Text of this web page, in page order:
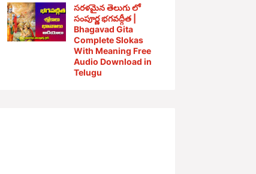
సరళమైన తెలుగు లో
సంపూర్ణ భగవద్గీత |
Bhagavad Gita
Complete Slokas
With Meaning Free
Audio Download in
Telugu